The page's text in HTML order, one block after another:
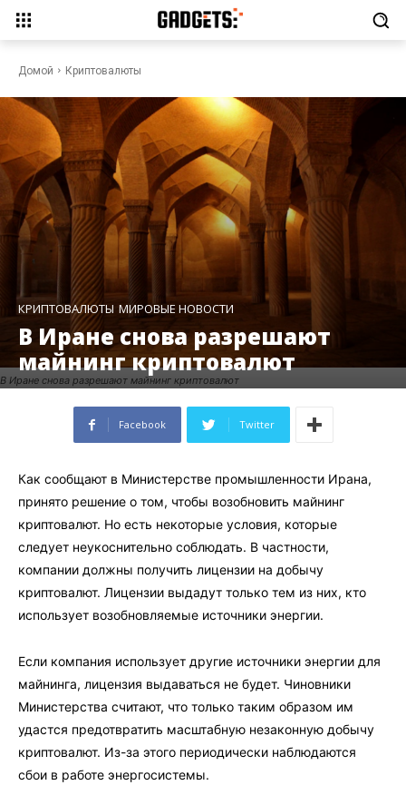
Домой Криптовалюты
В Иране снова разрешают майнинг криптовалют
КРИПТОВАЛЮТЫ МИРОВЫЕ НОВОСТИ
В Иране снова разрешают
майнинг криптовалют
Facebook Twitter
Как сообщают в Министерстве промышленности Ирана,
принято решение о том, чтобы возобновить майнинг
криптовалют. Но есть некоторые условия, которые
следует неукоснительно соблюдать. В частности,
компании должны получить лицензии на добычу
криптовалют. Лицензии выдадут только тем из них, кто
использует возобновляемые источники энергии.
Если компания использует другие источники энергии для
майнинга, лицензия выдаваться не будет. Чиновники
Министерства считают, что только таким образом им
удастся предотвратить масштабную незаконную добычу
криптовалют. Из-за этого периодически наблюдаются
сбои в работе энергосистемы.